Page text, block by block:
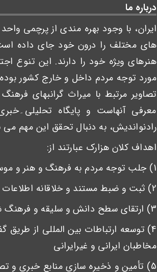
درباره ما
ایران، با وجود بهره مندی از پرچمی
های مختلف را درون خود جای داده
هنرهای ویژه خود را دارند. این تنوع
مورد توجه مردم داخل و خارج کشور
تصاویر مرتبط با میراث گرانبهای
معرفی آنهاست و پایگاه
رادنواندیش، به دنبال تحقق این مهم می
اهداف کلان هزارک عبارتند از:
1) جلب توجه مردم به فرهنگ و هنر و موسیقی اقوام و نواحی ایران و جهان
2) ثبت و ضبط مستند و خلاقانه اطلاعات و اخبار مربوط به آنها
3) ارتقای سطح دانش و سلیقه و فرهنگ شنیداری و دیداری مخاطبان
4) توسعه ارتباطات بین المللی از
مخاطبان ایرانی و غیرایرانی
5) تأمین و ذخیره سازی منابع خبری و